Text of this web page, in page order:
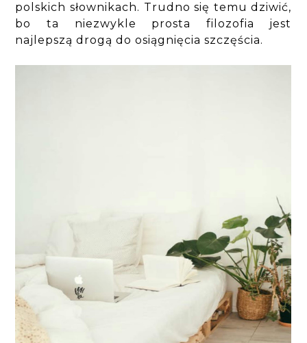
polskich słownikach. Trudno się temu dziwić,
bo ta niezwykle prosta filozofia jest
najlepszą drogą do osiągnięcia szczęścia.